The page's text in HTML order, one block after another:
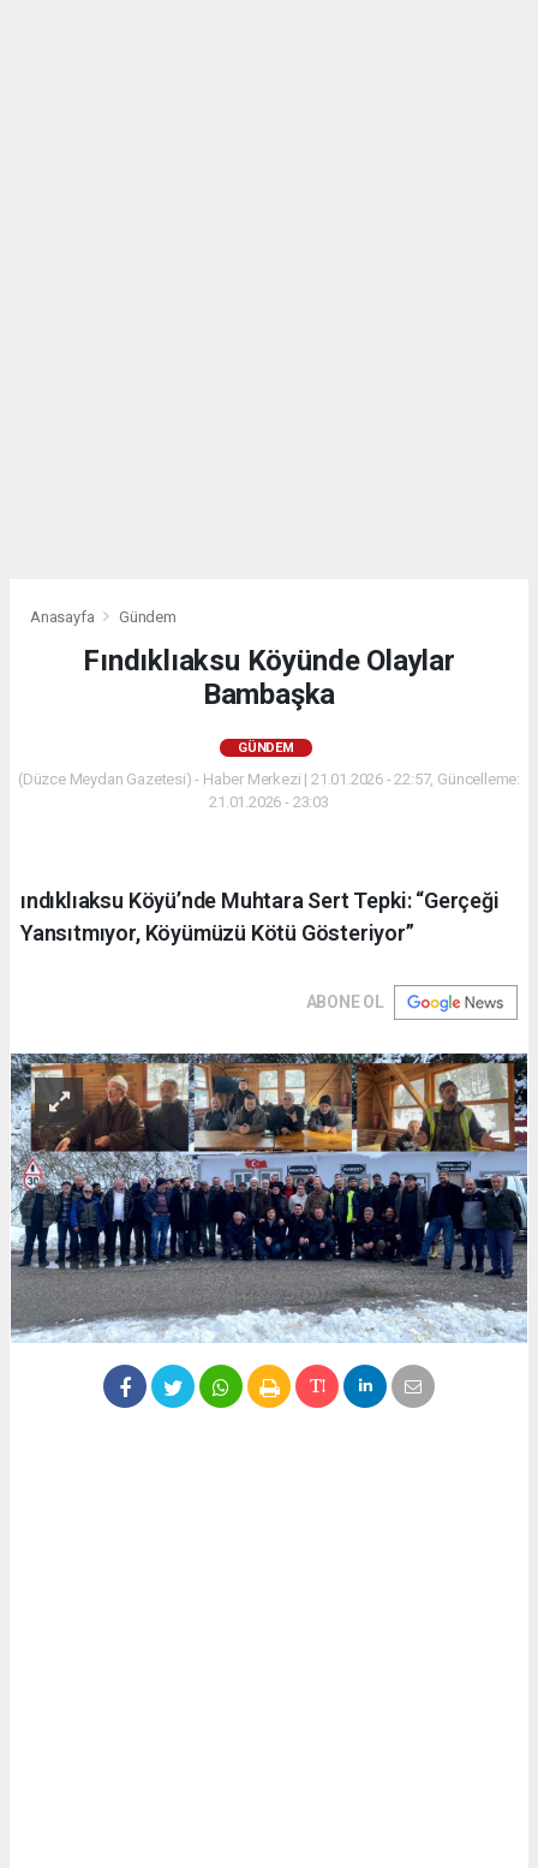
Anasayfa Gündem
Fındıklıaksu Köyünde Olaylar
Bambaşka
GÜNDEM
(Düzce Meydan Gazetesi) - Haber Merkezi | 21.01.2026 - 22:57, Güncelleme:
21.01.2026 - 23:03
ındıklıaksu Köyü’nde Muhtara Sert Tepki: “Gerçeği
Yansıtmıyor, Köyümüzü Kötü Gösteriyor”
ABONE OL